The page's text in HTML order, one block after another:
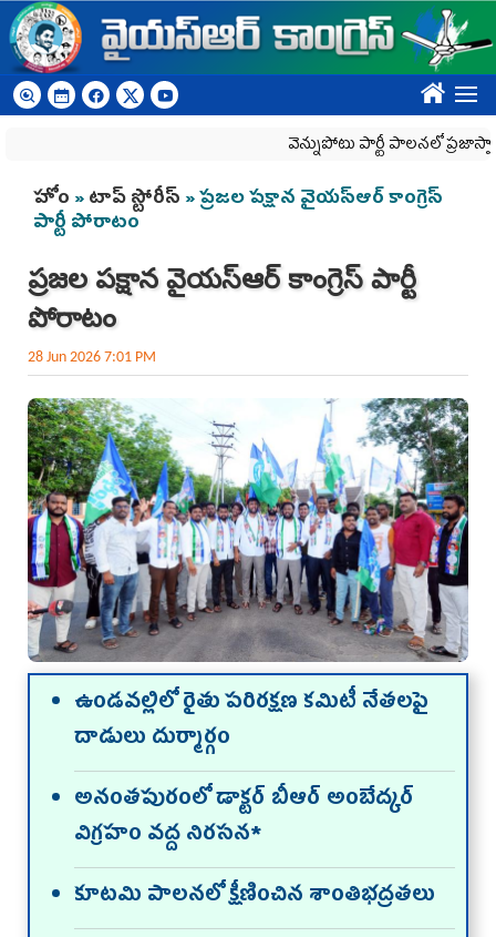
Skip to main content
????
వెన్నుపోటు పార్టీ పాలనలో ప్రజాస్వామ్యం
You are here
హోం »టాప్ స్టోరీస్ » ప్రజల పక్షాన వైయ‌స్‌ఆర్‌ కాంగ్రెస్‌
పార్టీ పోరాటం
ప్రజల పక్షాన వైయ‌స్‌ఆర్‌ కాంగ్రెస్‌ పార్టీ
పోరాటం
28 Jun 2026 7:01 PM
ఉండవల్లిలో రైతు పరిరక్షణ కమిటీ నేతలపై
దాడులు దుర్మార్గం
అనంతపురంలో డాక్టర్‌ బీఆర్‌ అంబేద్కర్‌
విగ్రహం వద్ద నిరసన*
కూటమి పాలనలో క్షీణించిన శాంతిభద్రతలు